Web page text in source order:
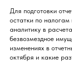
Для подготовки
остатки по
аналитику в
безвозмездное
изменениях в
октября и какие